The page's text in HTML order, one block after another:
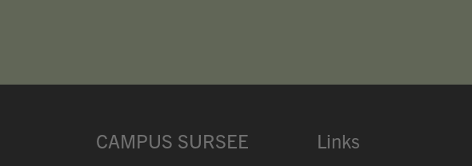
CAMPUS SURSEE Links